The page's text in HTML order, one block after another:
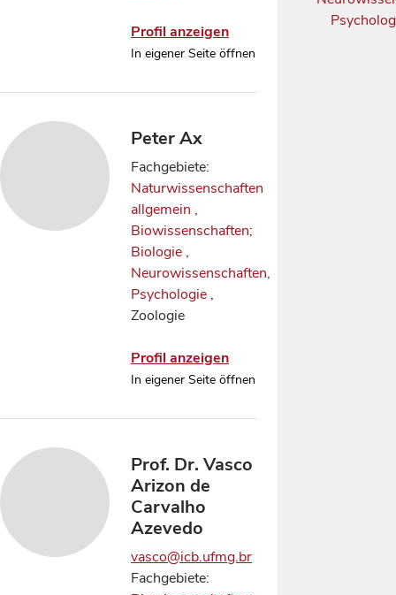
Profil anzeigen
In eigener Seite öffnen
Peter Ax
Fachgebiete:
Naturwissenschaften
allgemein ,
Biowissenschaften;
Biologie ,
Neurowissenschaften,
Psychologie ,
Zoologie
Profil anzeigen
In eigener Seite öffnen
Prof. Dr. Vasco
Arizon de
Carvalho
Azevedo
vasco@icb.ufmg.br
Fachgebiete: